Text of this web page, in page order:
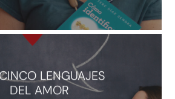
LENGUAJES
DEL AMOR